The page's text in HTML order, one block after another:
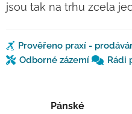
jsou tak na trhu zcela
Prověřeno praxí -
Odborné zázemí
Rádi
Pánské